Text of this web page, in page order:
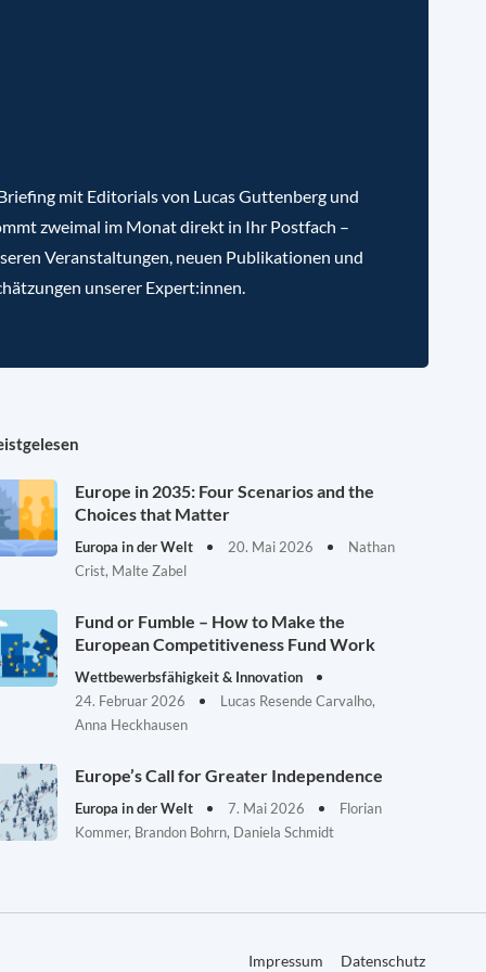
mit Editorials von Lucas Guttenberg und
zweimal im Monat direkt in Ihr Postfach –
Veranstaltungen, neuen Publikationen und
unserer Expert:innen.
Europe in 2035: Four Scenarios and the
Choices that Matter
Europa in der Welt 20. Mai 2026
Nathan
Crist, Malte Zabel
Fund or Fumble – How to Make the
European Competitiveness Fund Work
Wettbewerbsfähigkeit & Innovation
24. Februar 2026
Lucas Resende Carvalho,
Anna Heckhausen
Europe’s Call for Greater Independence
Europa in der Welt 7. Mai 2026
Florian
Kommer, Brandon Bohrn, Daniela Schmidt
Impressum Datenschutz